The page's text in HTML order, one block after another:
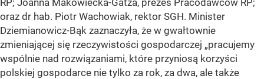
oraz dr hab. Piotr Wachowiak, rektor SGH. Minister
Dziemianowicz-Bąk zaznaczyła, że w gwałtownie
zmieniającej się rzeczywistości gospodarczej „pracujemy
wspólnie nad rozwiązaniami, które przyniosą korzyści
polskiej gospodarce nie tylko za rok, za dwa, ale także